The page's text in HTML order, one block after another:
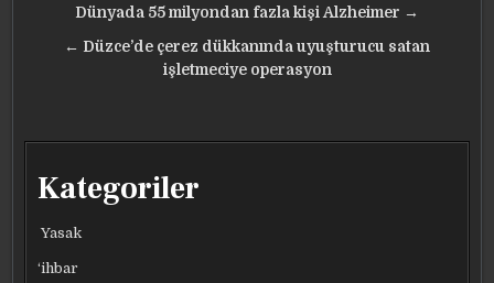
Yazı
gezinmesi
Dünyada 55 milyondan fazla kişi Alzheimer →
← Düzce’de çerez dükkanında uyuşturucu satan
işletmeciye operasyon
Kategoriler
Yasak
‘ihbar